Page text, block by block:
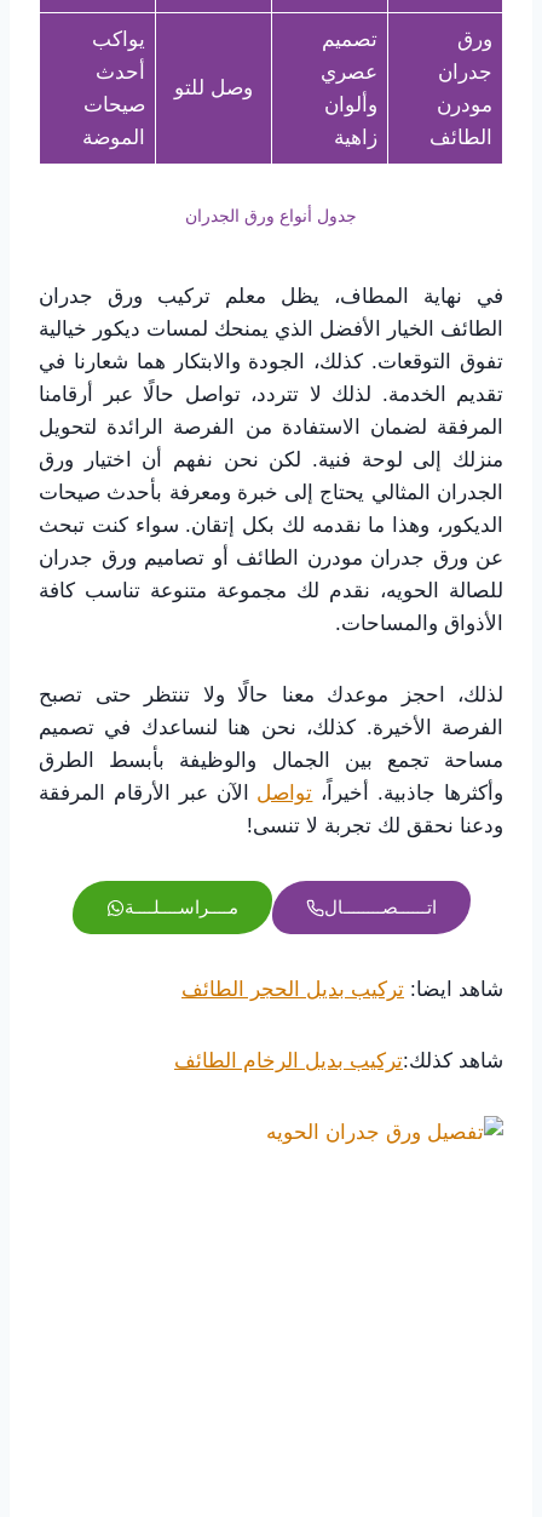
ورق
جدران
مودرن
الطائف
تصميم
عصري
وألوان
زاهية
وصل للتو
يواكب
أحدث
صيحات
الموضة
جدول أنواع ورق الجدران
في نهاية المطاف، يظل معلم تركيب ورق جدران
الطائف الخيار الأفضل الذي يمنحك لمسات ديكور خيالية
تفوق التوقعات. كذلك، الجودة والابتكار هما شعارنا في
تقديم الخدمة. لذلك لا تتردد، تواصل حالًا عبر أرقامنا
المرفقة لضمان الاستفادة من الفرصة الرائدة لتحويل
منزلك إلى لوحة فنية. لكن نحن نفهم أن اختيار ورق
الجدران المثالي يحتاج إلى خبرة ومعرفة بأحدث صيحات
الديكور، وهذا ما نقدمه لك بكل إتقان. سواء كنت تبحث
عن ورق جدران مودرن الطائف أو تصاميم ورق جدران
للصالة الحويه، نقدم لك مجموعة متنوعة تناسب كافة
الأذواق والمساحات.
لذلك، احجز موعدك معنا حالًا ولا تنتظر حتى تصبح
الفرصة الأخيرة. كذلك، نحن هنا لنساعدك في تصميم
مساحة تجمع بين الجمال والوظيفة بأبسط الطرق
وأكثرها جاذبية. أخيراً، تواصل الآن عبر الأرقام المرفقة
ودعنا نحقق لك تجربة لا تنسى!
اتــــــصــــــــال مــــراســــلــــة
شاهد ايضا: تركيب بديل الحجر الطائف
شاهد كذلك:تركيب بديل الرخام الطائف